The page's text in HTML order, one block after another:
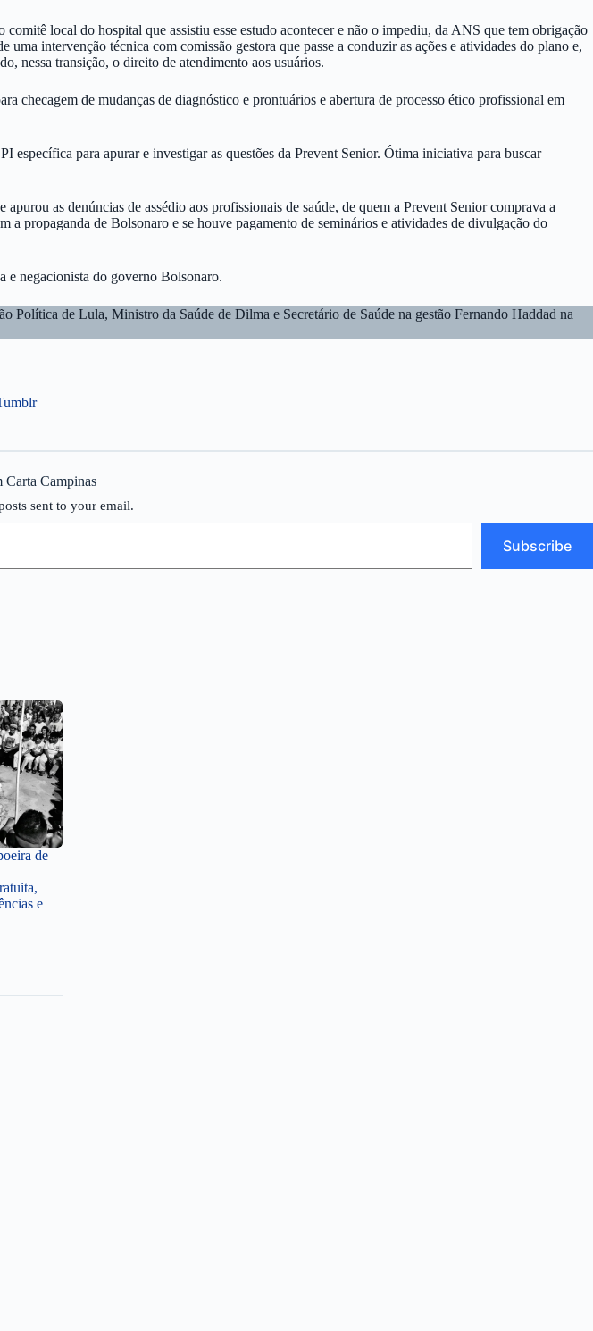
local do hospital que assistiu esse estudo acontecer e não o impediu, da ANS que tem obrigação
intervenção técnica com comissão gestora que passe a conduzir as ações e atividades do plano e,
nessa transição, o direito de atendimento aos usuários.
checagem de mudanças de diagnóstico e prontuários e abertura de processo ético profissional em
para apurar e investigar as questões da Prevent Senior. Ótima iniciativa para buscar
as denúncias de assédio aos profissionais de saúde, de quem a Prevent Senior comprava a
a propaganda de Bolsonaro e se houve pagamento de seminários e atividades de divulgação do
e negacionista do governo Bolsonaro.
de Lula, Ministro da Saúde de Dilma e Secretário de Saúde na gestão Fernando Haddad na
Campinas
sent to your email.
Subscribe
de
e